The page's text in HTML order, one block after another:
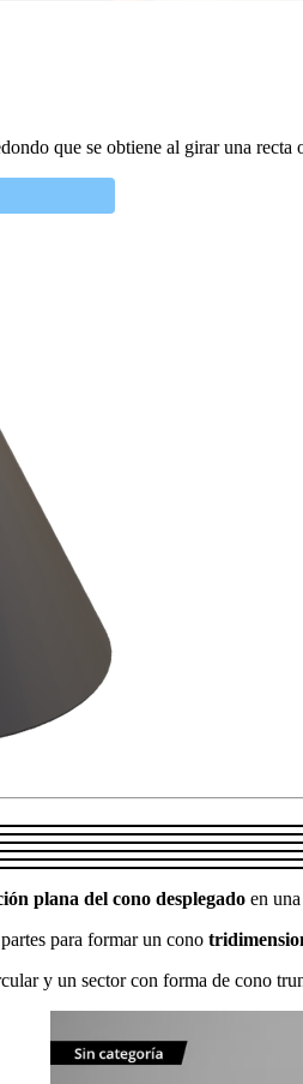
que se obtiene al girar una
plana del cono desplegado en una
para formar un cono
y un sector con forma de cono